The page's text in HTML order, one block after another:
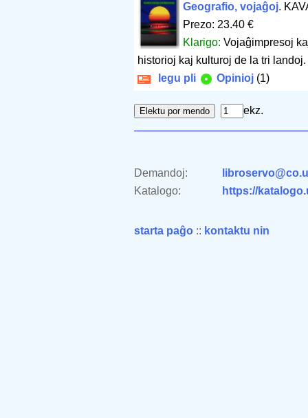
Geografio, vojaĝoj.
Prezo: 23.40 €
Klarigo: Vojaĝimpresoj
historioj kaj kulturoj de la tri landoj.
legu pli
Opinioj (1)
ekz.
Demandoj:
Katalogo:
https://
starta paĝo :: kontaktu nin